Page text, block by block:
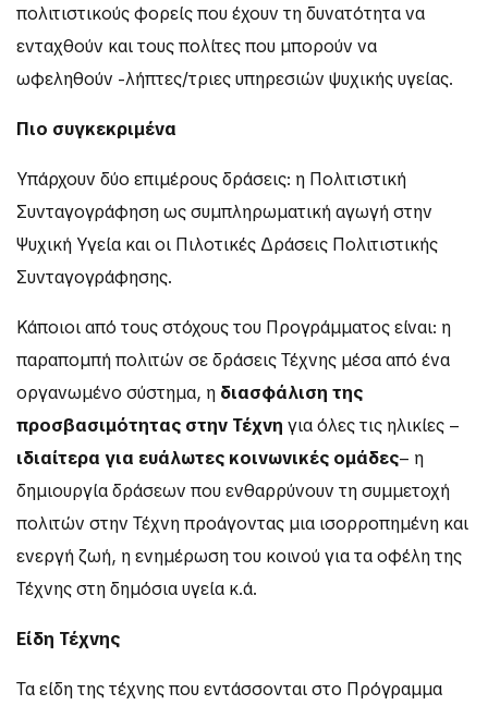
πολιτιστικούς φορείς που έχουν τη δυνατότητα να
ενταχθούν και τους πολίτες που μπορούν να
ωφεληθούν -λήπτες/τριες υπηρεσιών ψυχικής υγείας.
Πιο συγκεκριμένα
Υπάρχουν δύο επιμέρους δράσεις: η Πολιτιστική
Συνταγογράφηση ως συμπληρωματική αγωγή στην
Ψυχική Υγεία και οι Πιλοτικές Δράσεις Πολιτιστικής
Συνταγογράφησης.
Κάποιοι από τους στόχους του Προγράμματος είναι: η
παραπομπή πολιτών σε δράσεις Τέχνης μέσα από ένα
οργανωμένο σύστημα, η διασφάλιση της
προσβασιμότητας στην Τέχνη για όλες τις ηλικίες –
ιδιαίτερα για ευάλωτες κοινωνικές ομάδες– η
δημιουργία δράσεων που ενθαρρύνουν τη συμμετοχή
πολιτών στην Τέχνη προάγοντας μια ισορροπημένη και
ενεργή ζωή, η ενημέρωση του κοινού για τα οφέλη της
Τέχνης στη δημόσια υγεία κ.ά.
Είδη Τέχνης
Τα είδη της τέχνης που εντάσσονται στο Πρόγραμμα